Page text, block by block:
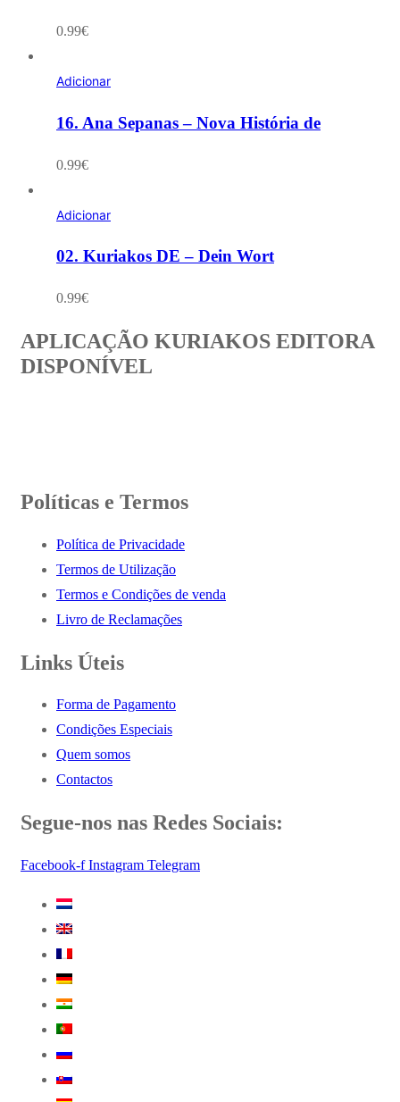
0.99€
Adicionar
16. Ana Sepanas – Nova História de
0.99€
Adicionar
02. Kuriakos DE – Dein Wort
0.99€
APLICAÇÃO KURIAKOS EDITORA
DISPONÍVEL
Políticas e Termos
Política de Privacidade
Termos de Utilização
Termos e Condições de venda
Livro de Reclamações
Links Úteis
Forma de Pagamento
Condições Especiais
Quem somos
Contactos
Segue-nos nas Redes Sociais:
Facebook-f Instagram Telegram